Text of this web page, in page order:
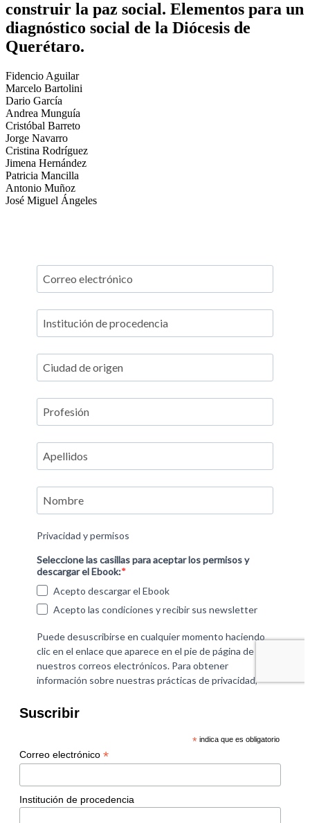
construir la paz social. Elementos para un
diagnóstico social de la Diócesis de
Querétaro.
Fidencio Aguilar
Marcelo Bartolini
Dario García
Andrea Munguía
Cristóbal Barreto
Jorge Navarro
Cristina Rodríguez
Jimena Hernández
Patricia Mancilla
Antonio Muñoz
José Miguel Ángeles
Suscribir
* indica que es obligatorio
Correo electrónico *
Institución de procedencia